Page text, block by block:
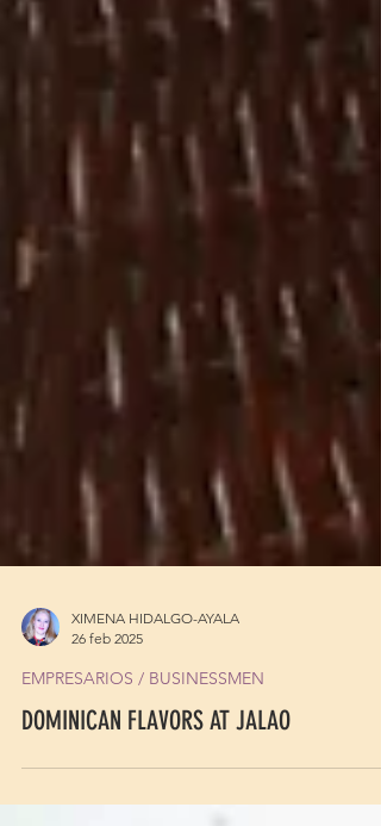
XIMENA HIDALGO-AYALA
EMPRESARIOS / BUSINESSMEN
DOMINICAN FLAVORS AT JALAO